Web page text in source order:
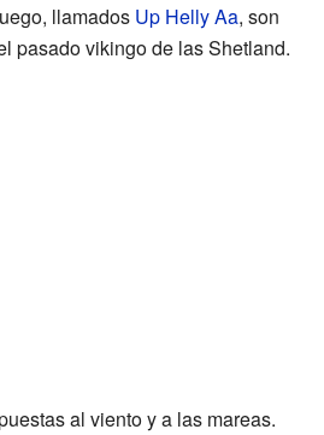
llamados Up Helly Aa, son
pasado vikingo de las Shetland.
al viento y a las mareas.